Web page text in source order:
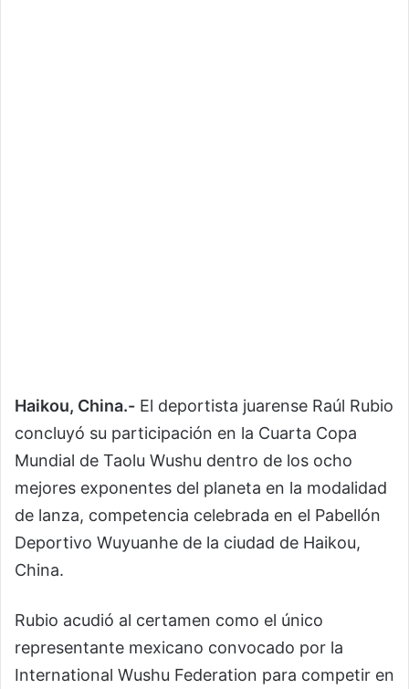
Haikou, China.- El deportista juarense Raúl Rubio
concluyó su participación en la Cuarta Copa
Mundial de Taolu Wushu dentro de los ocho
mejores exponentes del planeta en la modalidad
de lanza, competencia celebrada en el Pabellón
Deportivo Wuyuanhe de la ciudad de Haikou,
China.
Rubio acudió al certamen como el único
representante mexicano convocado por la
International Wushu Federation para competir en